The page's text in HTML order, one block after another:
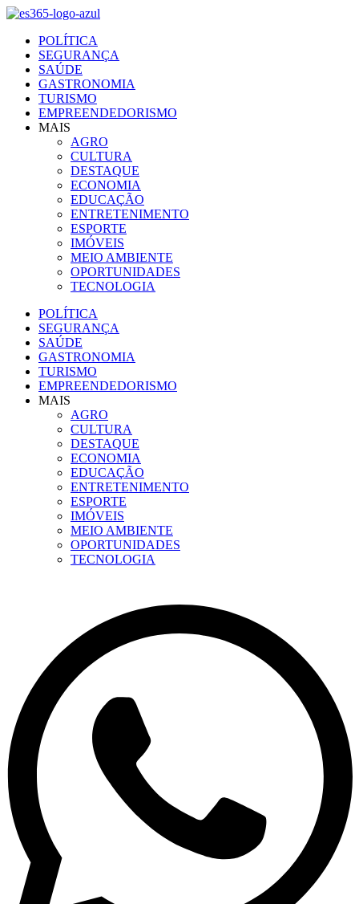
Ir
conteúdo
POLÍTICA
SEGURANÇA
SAÚDE
GASTRONOMIA
TURISMO
EMPREENDEDORISMO
MAIS
AGRO
CULTURA
DESTAQUE
ECONOMIA
EDUCAÇÃO
ENTRETENIMENTO
ESPORTE
IMÓVEIS
MEIO AMBIENTE
OPORTUNIDADES
TECNOLOGIA
POLÍTICA
SEGURANÇA
SAÚDE
GASTRONOMIA
TURISMO
EMPREENDEDORISMO
MAIS
AGRO
CULTURA
DESTAQUE
ECONOMIA
EDUCAÇÃO
ENTRETENIMENTO
ESPORTE
IMÓVEIS
MEIO AMBIENTE
OPORTUNIDADES
TECNOLOGIA